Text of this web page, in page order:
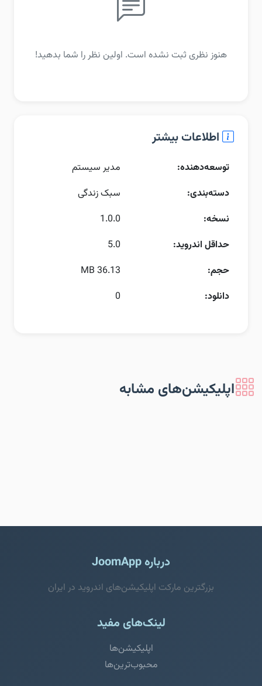
هنوز نظری ثبت نشده است. اولین نظر را شما بدهید!
اطلاعات بیشتر
توسعه‌دهنده:
مدیر سیستم
دسته‌بندی:
سبک زندگی
نسخه:
1.0.0
حداقل اندروید:
5.0
حجم:
36.13 MB
دانلود:
0
اپلیکیشن‌های مشابه
درباره JoomApp
بزرگترین مارکت اپلیکیشن‌های اندروید در ایران
لینک‌های مفید
اپلیکیشن‌ها
محبوب‌ترین‌ها